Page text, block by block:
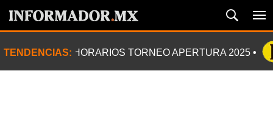
TENDENCIAS: HORARIOS TORNEO APERTURA 2025